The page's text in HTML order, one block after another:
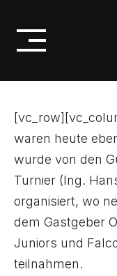
contentOBERWART
waren heute
wurde von den
Turnier (Ing.
organisiert, wo
dem Gastgeber
Juniors und
teilnahmen.